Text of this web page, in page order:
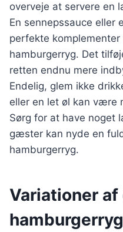
overveje at servere en
En sennepssauce eller
perfekte
hamburgerryg. Det
retten endnu mere
Endelig, glem ikke
eller en let øl kan være
Sørg for at have noget
gæster kan nyde en
hamburgerryg.
Variationer